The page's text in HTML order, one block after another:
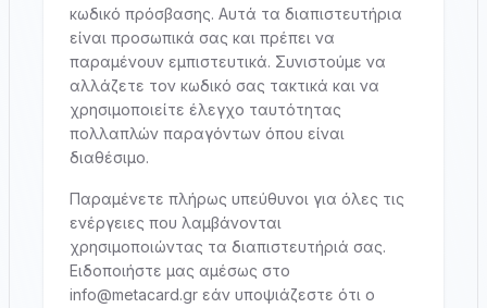
κωδικό πρόσβασης. Αυτά τα διαπιστευτήρια
είναι προσωπικά σας και πρέπει να
παραμένουν εμπιστευτικά. Συνιστούμε να
αλλάζετε τον κωδικό σας τακτικά και να
χρησιμοποιείτε έλεγχο ταυτότητας
πολλαπλών παραγόντων όπου είναι
διαθέσιμο.
Παραμένετε πλήρως υπεύθυνοι για όλες τις
ενέργειες που λαμβάνονται
χρησιμοποιώντας τα διαπιστευτήριά σας.
Ειδοποιήστε μας αμέσως στο
info@metacard.gr εάν υποψιάζεστε ότι ο